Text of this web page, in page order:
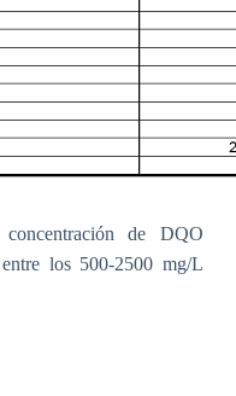
de DQO
los 500-2500 mg/L